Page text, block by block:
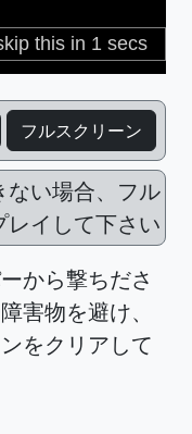
フルスクリーン
ない場合、フル
レイして下さい
から撃ちださ
害物を避け、
をクリアして